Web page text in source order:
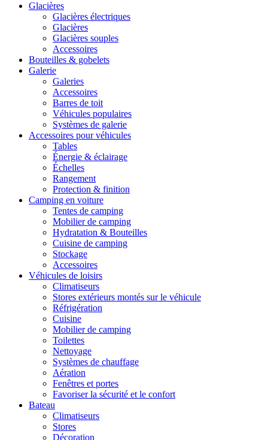
Glacières
Glacières électriques
Glacières
Glacières souples
Accessoires
Bouteilles & gobelets
Galerie
Galeries
Accessoires
Barres de toit
Véhicules populaires
Systèmes de galerie
Accessoires pour véhicules
Tables
Énergie & éclairage
Échelles
Rangement
Protection & finition
Camping en voiture
Tentes de camping
Mobilier de camping
Hydratation & Bouteilles
Cuisine de camping
Stockage
Accessoires
Véhicules de loisirs
Climatiseurs
Stores extérieurs montés sur le véhicule
Réfrigération
Cuisine
Mobilier de camping
Toilettes
Nettoyage
Systèmes de chauffage
Aération
Fenêtres et portes
Favoriser la sécurité et le confort
Bateau
Climatiseurs
Stores
Décoration